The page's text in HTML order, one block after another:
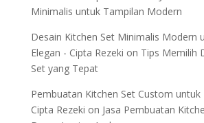
Minimalis untuk Tampilan Modern
Desain Kitchen Set Minimalis Modern
Elegan - Cipta Rezeki on Tips Memilih
Set yang Tepat
Pembuatan Kitchen Set Custom untuk
Cipta Rezeki on Jasa Pembuatan